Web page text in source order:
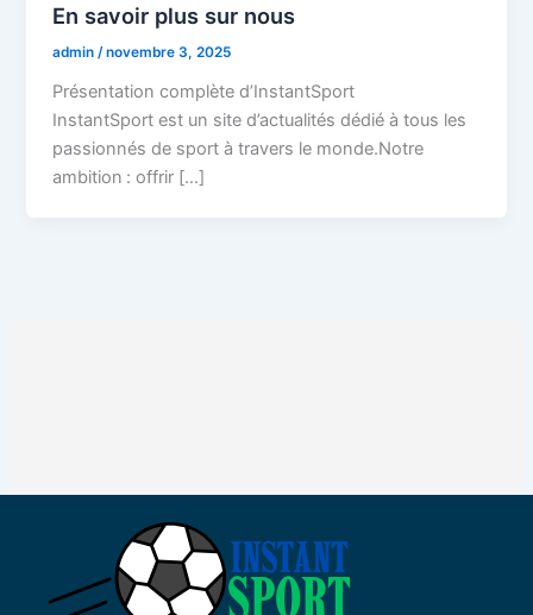
En savoir plus sur nous
admin /novembre 3, 2025
Présentation complète d’InstantSport
InstantSport est un site d’actualités dédié à tous les
passionnés de sport à travers le monde.Notre
ambition : offrir […]